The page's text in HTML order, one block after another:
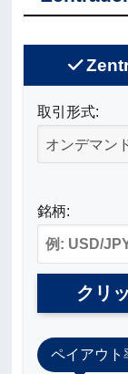
取引形式:
銘柄:
クリ
ペイアウト